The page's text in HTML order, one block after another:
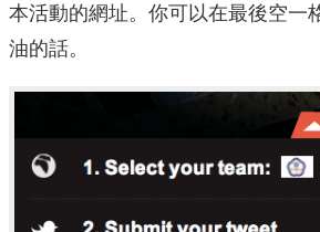
本活動的網址。你可以在最後空一
油的話。